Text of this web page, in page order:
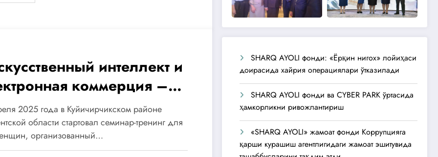
интеллект и
коммерция –
возможности для
женщин» — в
области
2025 года в Куйичирчикском районе
области стартовал семинар-тренинг для
организованный…
SHARQ AYOLI фонди: «Ёрқин нигох» лойиҳаси
доирасида хайрия операциялари ўтказилади
SHARQ AYOLI фонди ва CYBER PARK ўртасида
ҳамкорликни ривожлантириш
«SHARQ AYOLI» жамоат фонди Коррупцияга
қарши курашиш агентлигидаги жамоат эшитувида